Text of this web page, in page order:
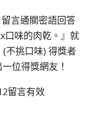
言通關密語回答
口味的肉乾。』就
不挑口味) 得獎者
位得獎網友！
留言有效